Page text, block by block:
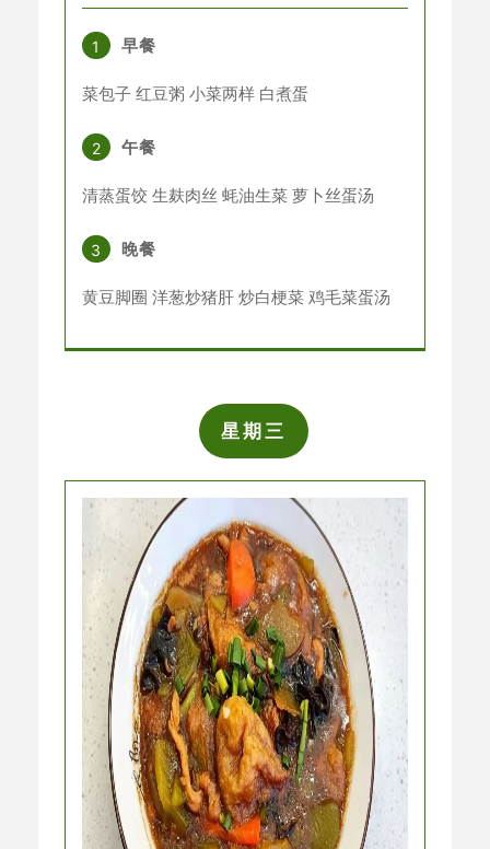
1 早餐
菜包子 红豆粥 小菜两样 白煮蛋
2 午餐
清蒸蛋饺 生麸肉丝 蚝油生菜 萝卜丝蛋汤
3 晚餐
黄豆脚圈 洋葱炒猪肝 炒白梗菜鸡毛菜蛋汤
星期三